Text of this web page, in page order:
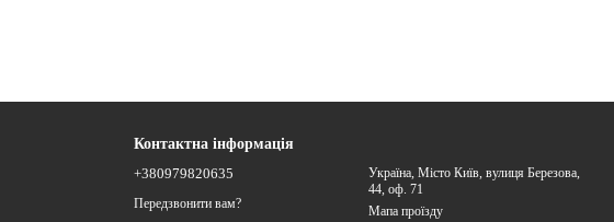
Контактна інформація
+380979820635
Передзвонити вам?
Україна, Місто Київ, вулиця Березова,
44, оф. 71
Мапа проїзду